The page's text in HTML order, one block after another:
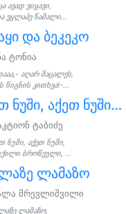
ავად ვიყავი,
ვყლაპე წამალი...
და ბეკეკო
ტონია
აღარ მაცალეს,
წიგნის კითხვა!-...
ნუში, აქეთ ნუში…
ტაბიძე
ნუში, აქეთ ნუში,
ბროწეული, ...
ლამაზო
მრევლიშვილი
ლამაზო,